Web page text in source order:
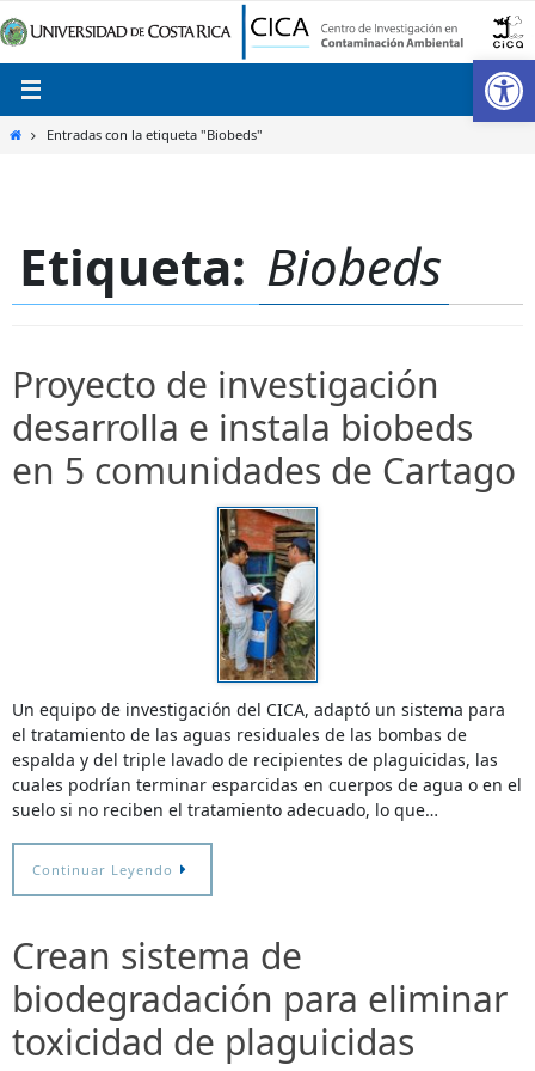
al
contenido
InicioEntradas con la etiqueta "Biobeds"
Etiqueta: Biobeds
Proyecto de investigación
desarrolla e instala biobeds
en 5 comunidades de Cartago
Un equipo de investigación del CICA, adaptó un sistema para
el tratamiento de las aguas residuales de las bombas de
espalda y del triple lavado de recipientes de plaguicidas, las
cuales podrían terminar esparcidas en cuerpos de agua o en el
suelo si no reciben el tratamiento adecuado, lo que…
Continuar Leyendo
Crean sistema de
biodegradación para eliminar
toxicidad de plaguicidas